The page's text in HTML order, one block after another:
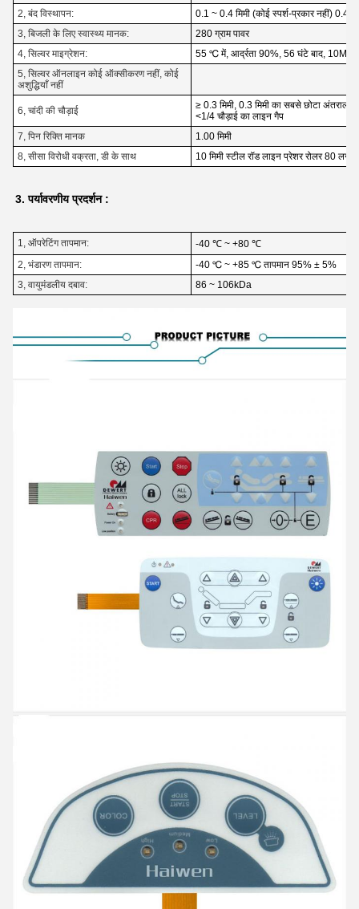
2, बंद विस्थापन:
0.1 ~ 0.4 मिमी (कोई स्पर्श-प्रकार नहीं) 0.4 ~
3, बिजली के लिए स्वास्थ्य मानक:
280 ग्राम पावर
4, सिल्वर माइग्रेशन:
55 ℃ में, आर्द्रता 90%, 56 घंटे बाद, 10MΩ/
5, सिल्वर ऑनलाइन कोई ऑक्सीकरण नहीं, कोई
अशुद्धियाँ नहीं
6, चांदी की चौड़ाई
≥ 0.3 मिमी, 0.3 मिमी का सबसे छोटा अंतराल,
<1/4 चौड़ाई का लाइन गैप
7, पिन रिक्ति मानक
1.00 मिमी
8, सीसा विरोधी वक्रता, डी के साथ
10 मिमी स्टील रॉड लाइन प्रेशर रोलर 80
3. पर्यावरणीय प्रदर्शन :
1, ऑपरेटिंग तापमान:
-40 ℃ ~ +80 ℃
2, भंडारण तापमान:
-40 ℃ ~ +85 ℃ तापमान 95% ± 5%
3, वायुमंडलीय दबाव:
86 ~ 106kDa